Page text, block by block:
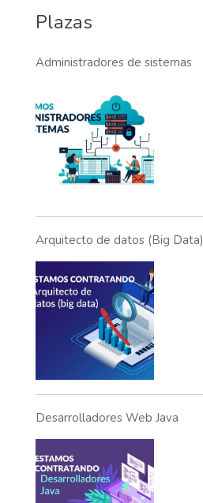
Plazas
Administradores de sistemas
Arquitecto de datos (Big Data)
Desarrolladores Web Java